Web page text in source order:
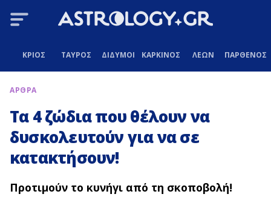
ΚΡΙΟΣ ΤΑΥΡΟΣ ΔΙΔΥΜΟΙ ΚΑΡΚΙΝΟΣ ΛΕΩΝ ΠΑΡΘΕΝΟΣ
ΑΡΘΡΑ
Τα 4 ζώδια που θέλουν να
δυσκολευτούν για να σε
κατακτήσουν!
Προτιμούν το κυνήγι από τη σκοποβολή!